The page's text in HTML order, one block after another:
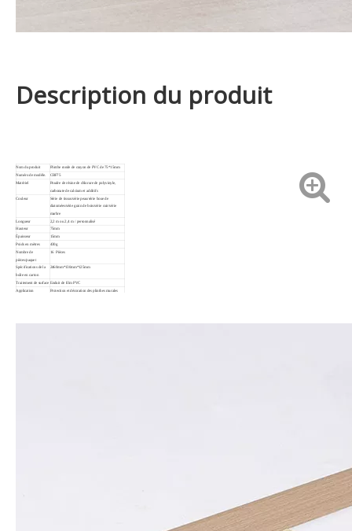
Description du produit
Nom du produit Plinthe ronde de crayon de PVC de 75*15mm
Numéro de modèle. CBF75
Matériel
Poudre de résine de chlorure de polyvinyle,
carbonate de calcium et additifs
Couleur Série de tissus/série peau/série boue de
diatomées/série grain de bois/série cuir/série
marbre
Longueur 2,2 m ou 2,4 m / personnalisé
Hauteur
75mm
Épaisseur
15mm
Poids en mètres 430g
Nombre de
pièces/paquet
16 Pièces
Spécifications de la
boîte en carton
2460mm*130mm*125mm
Traitement de surface Enduit de film PVC
Application
Protection et décoration des plinthes murales